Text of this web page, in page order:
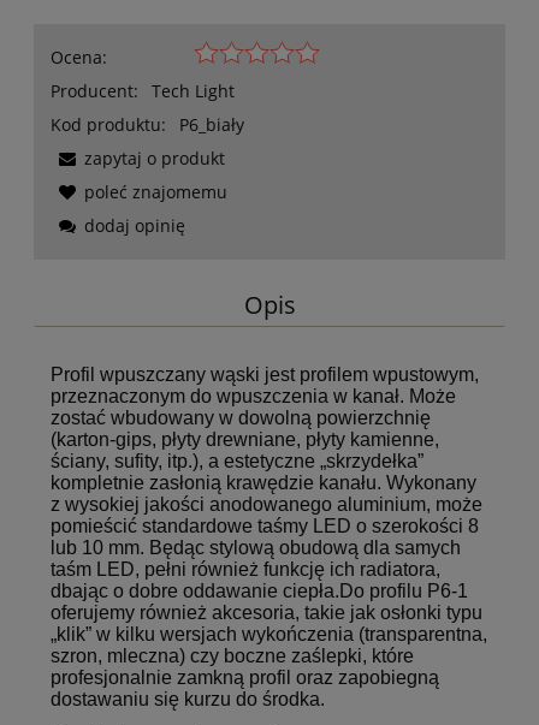
Ocena:
Producent:
Tech Light
Kod produktu:
P6_biały
zapytaj o produkt
poleć znajomemu
dodaj opinię
Opis
Profil wpuszczany wąski jest profilem wpustowym,
przeznaczonym do wpuszczenia w kanał. Może
zostać wbudowany w dowolną powierzchnię
(karton-gips, płyty drewniane, płyty kamienne,
ściany, sufity, itp.), a estetyczne „skrzydełka”
kompletnie zasłonią krawędzie kanału. Wykonany
z wysokiej jakości anodowanego aluminium, może
pomieścić standardowe taśmy LED o szerokości 8
lub 10 mm. Będąc stylową obudową dla samych
taśm LED, pełni również funkcję ich radiatora,
dbając o dobre oddawanie ciepła.Do profilu P6-1
oferujemy również akcesoria, takie jak osłonki typu
„klik” w kilku wersjach wykończenia (transparentna,
szron, mleczna) czy boczne zaślepki, które
profesjonalnie zamkną profil oraz zapobiegną
dostawaniu się kurzu do środka.